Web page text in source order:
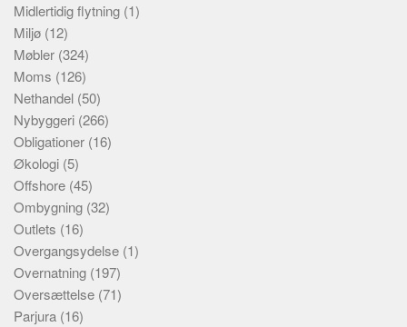
Midlertidig flytning (1)
Miljø (12)
Møbler (324)
Moms (126)
Nethandel (50)
Nybyggeri (266)
Obligationer (16)
Økologi (5)
Offshore (45)
Ombygning (32)
Outlets (16)
Overgangsydelse (1)
Overnatning (197)
Oversættelse (71)
Parjura (16)